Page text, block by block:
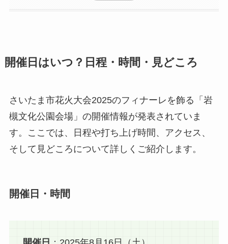
開催日はいつ？日程・時間・見どころ
さいたま市花火大会2025のフィナーレを飾る「岩
槻文化公園会場」の開催情報が発表されていま
す。ここでは、日程や打ち上げ時間、アクセス、
そして見どころについて詳しくご紹介します。
開催日・時間